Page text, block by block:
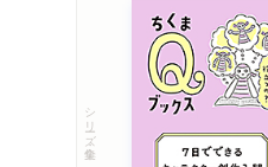
シリーズ・全集